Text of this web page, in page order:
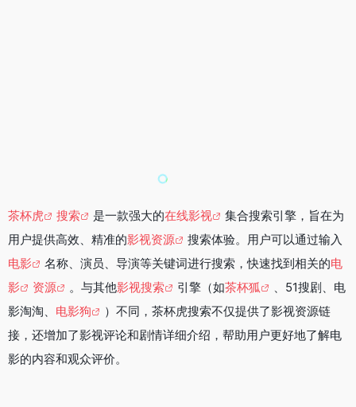
茶杯虎 搜索 是一款强大的在线影视
集合搜索引擎，旨在为
用户提供高效、精准的影视资源
搜索体验。用户可以通过输入
电影
名称、演员、导演等关键词进行搜索，快速找到相关的电
影
资源 。与其他影视搜索 引擎（如茶杯狐
、51搜剧、电
影淘淘、 电影狗
）不同，茶杯虎搜索不仅提供了影视资源链
接，还增加了影视评论和剧情详细介绍，帮助用户更好地了解电
影的内容和观众评价。